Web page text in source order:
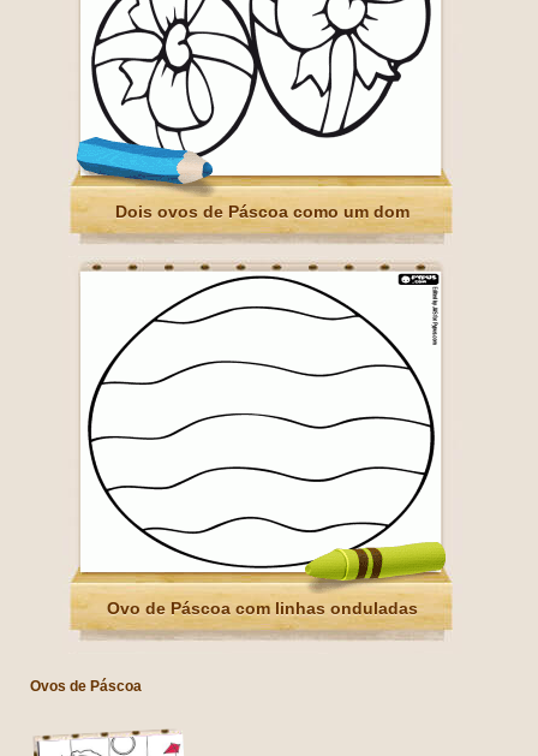
Dois ovos de Páscoa como um dom
Ovo de Páscoa com linhas onduladas
Ovos de Páscoa